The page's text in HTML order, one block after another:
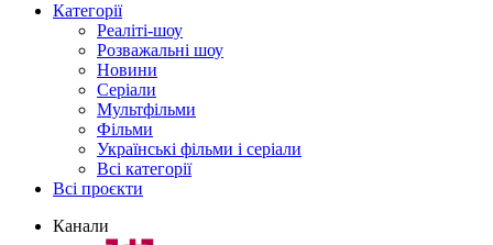
Категорії
Реаліті-шоу
Розважальні шоу
Новини
Серіали
Мультфільми
Фільми
Українські фільми і серіали
Всі категорії
Всі проєкти
Канали